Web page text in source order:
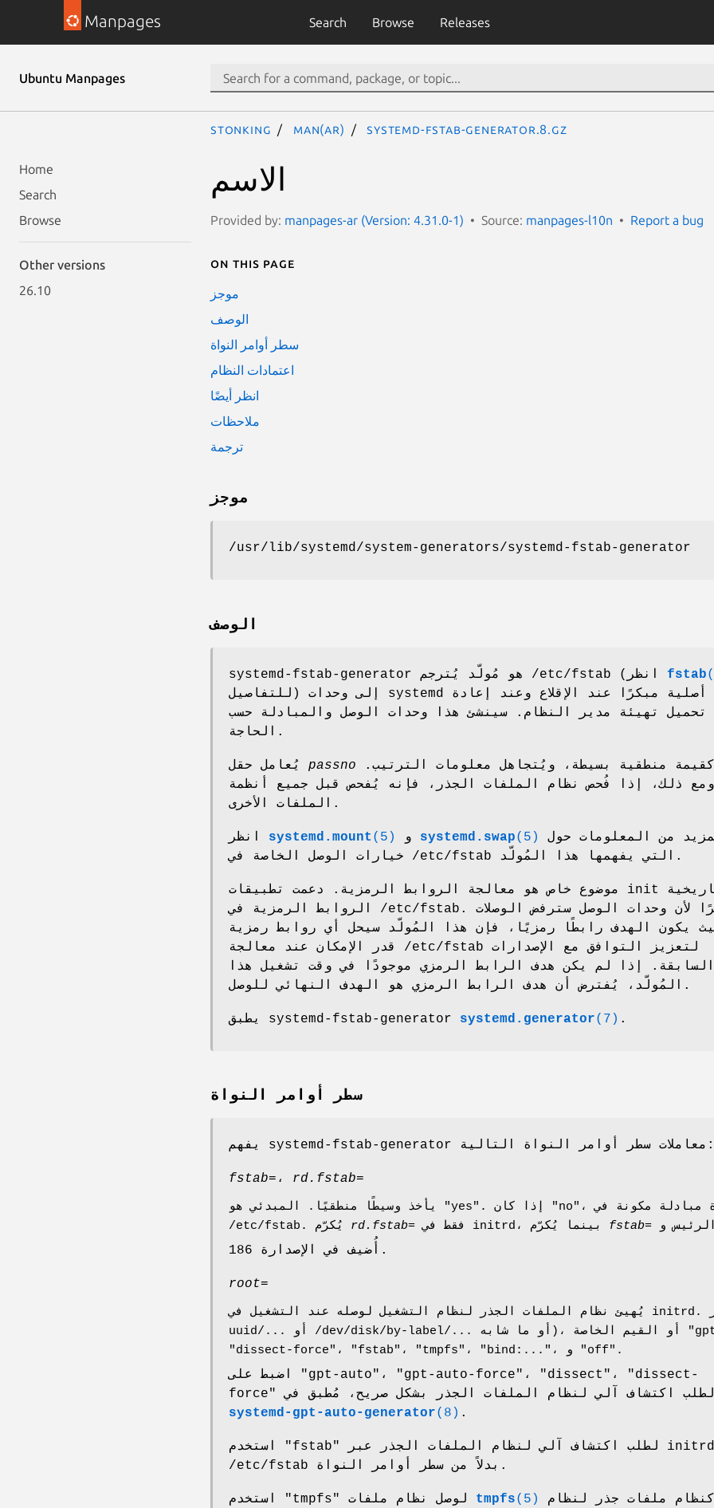
Manpages Search Browse Releases
Ubuntu Manpages
Home
Search
Browse
Other versions
26.10
stonking man(ar) systemd-fstab-generator.8.gz
الاسم
Provided by: manpages-ar (Version: 4.31.0-1) Source: manpages-l10n Report a bug
On this page
موجز
الوصف
سطر أوامر النواة
اعتمادات النظام
انظر أيضًا
ملاحظات
ترجمة
موجز
/usr/lib/systemd/system-generators/systemd-fstab-generator
الوصف
fstab
للتفاصيل) إلى وحدات systemd أصلية مبكرًا عند الإقلاع وعند إعادة
تحميل تهيئة مدير النظام. سينشئ هذا وحدات الوصل والمبادلة حسب
الحاجة.
passno
ومع ذلك، إذا فُحص نظام الملفات الجذر، فإنه يُفحص قبل جميع أنظمة
الملفات الأخرى.
systemd.mount (5) systemd.swap(5)
خيارات الوصل الخاصة في /etc/fstab التي يفهمها هذا المُولّد.
موضوع خاص هو معالجة الروابط الرمزية. دعمت تطبيقات init التاريخية
الروابط الرمزية في /etc/fstab. نظرًا لأن وحدات الوصل سترفض الوصلات
يكون الهدف رابطًا رمزيًا، فإن هذا المُولّد سيحل أي روابط رمزية
قدر الإمكان عند معالجة /etc/fstab لتعزيز التوافق مع الإصدارات
السابقة. إذا لم يكن هدف الرابط الرمزي موجودًا في وقت تشغيل هذا
المُولّد، يُفترض أن هدف الرابط الرمزي هو الهدف النهائي للوصل.
يطبق systemd-fstab-generator systemd.generator(7) .
سطر أوامر النواة
يفهم systemd-fstab-generator معاملات سطر أوامر النواة التالية:
fstab= ، rd.fstab=
يأخذ وسيطًا منطقيًا. المبدئي هو "yes". إذا كان "no"، يتسبب في تجاهل المُولّد لأي وصل أو أجهزة مبادلة مكونة في
rd.fstab= fstab=
أُضيف في الإصدارة 186.
root=
يُهيئ نظام الملفات الجذر لنظام التشغيل لوصله عند التشغيل في initrd. يقبل هذا مسار عقدة جهاز (عادة /dev/disk/by-
uuid/... أو /dev/disk/by-label/... أو ما شابه)، أو القيم الخاصة "gpt-auto"، "gpt-auto-force"، "dissect"،
"dissect-force"، "fstab"، "tmpfs"، "bind:..."، و "off".
اضبط على "gpt-auto"، "gpt-auto-force"، "dissect"، "dissect-
force" لطلب اكتشاف آلي لنظام الملفات الجذر بشكل صريح، مُطبق في
systemd-gpt-auto-generator(8) .
استخدم "fstab" لطلب اكتشاف آلي لنظام الملفات الجذر عبر initrd
/etc/fstab بدلاً من سطر أوامر النواة.
tmpfs(5)